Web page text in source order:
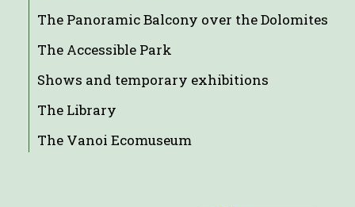
The Panoramic Balcony over the Dolomites
The Accessible Park
Shows and temporary exhibitions
The Library
The Vanoi Ecomuseum